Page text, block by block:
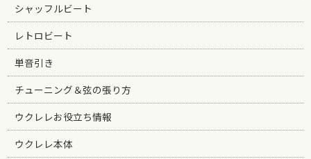
シャッフルビート
レトロビート
単音引き
チューニング＆弦の張り方
ウクレレお役立ち情報
ウクレレ本体